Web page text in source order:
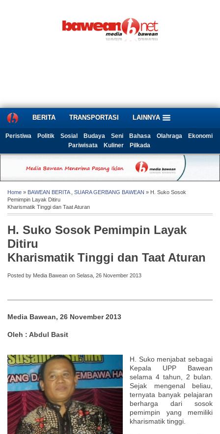
BERITA TRANSPORTASI LAINNYA
Peristiwa Politik Sosial Budaya Seni Bahasa Olahraga
Ekonomi
Pariwisata
Kuliner Pilkada
Home » BAWEAN BERITA, SUARA GERBANG BAWEAN » H. Suko Sosok
Pemimpin Layak Ditiru
Kharismatik Tinggi dan Taat Aturan
H. Suko Sosok Pemimpin Layak
Ditiru
Kharismatik Tinggi dan Taat Aturan
Posted by Media Bawean on Selasa, 26 November 2013
Media Bawean, 26 November 2013
Oleh : Abdul Basit
H. Suko menjabat sebagai
Kepala UPP Bawean
selama 4 tahun, 2 bulan.
Sejak mengenal beliau,
ternyata banyak pelajaran
berharga dari sosok
pemimpin yang memiliki
kharismatik tinggi.